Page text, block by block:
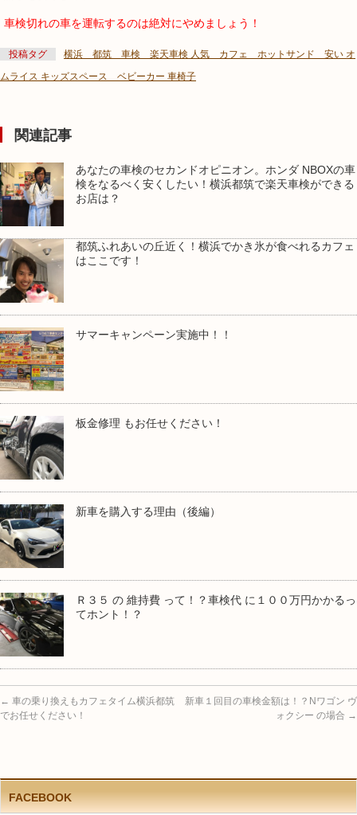
車検切れの車を運転するのは絶対にやめましょう！
投稿タグ
横浜 都筑 車検 楽天車検 人気 カフェ ホットサンド 安い オ
ムライス キッズスペース ベビーカー 車椅子
関連記事
あなたの車検のセカンドオピニオン。ホンダ NBOXの車
検をなるべく安くしたい！横浜都筑で楽天車検ができる
お店は？
都筑ふれあいの丘近く！横浜でかき氷が食べれるカフェ
はここです！
サマーキャンペーン実施中！！
板金修理 もお任せください！
新車を購入する理由（後編）
Ｒ３５ の 維持費 って！？車検代 に１００万円かかるっ
てホント！？
← 車の乗り換えもカフェタイム横浜都筑
でお任せください！
新車１回目の車検金額は！？Nワゴン ヴ
ォクシー の場合 →
FACEBOOK